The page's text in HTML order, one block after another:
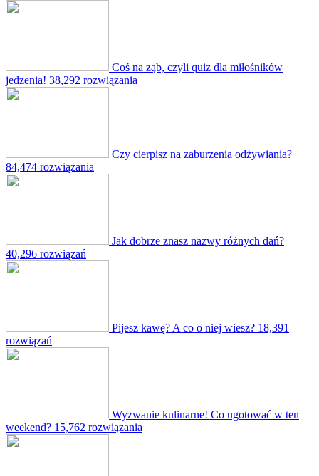
Coś na ząb, czyli quiz dla miłośników
jedzenia! 38,292 rozwiązania
Czy cierpisz na zaburzenia odżywiania?
84,474 rozwiązania
Jak dobrze znasz nazwy różnych dań?
40,296 rozwiązań
Pijesz kawę? A co o niej wiesz? 18,391
rozwiązań
Wyzwanie kulinarne! Co ugotować w ten
weekend? 15,762 rozwiązania